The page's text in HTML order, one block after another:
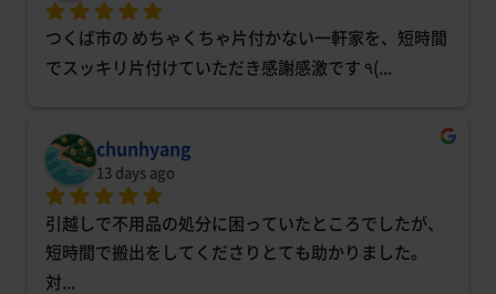
つくば市の めちゃくちゃ片付かない一軒家を、短時間
でスッキリ片付けていただき感謝感激です ٩(...
chunhyang
13 days ago
引越しで不用品の処分に困っていたところでしたが、
短時間で搬出をしてくださりとても助かりました。
対...